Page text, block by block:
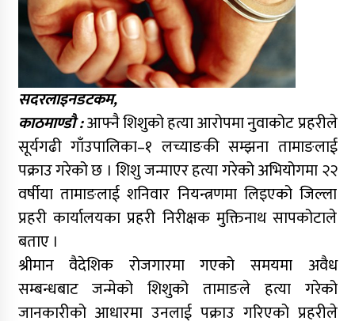
सदरलाइनडटकम,
काठमाण्डौ :आफ्नै शिशुको हत्या आरोपमा नुवाकोट प्रहरीले
सूर्यगढी गाँउपालिका–१ लच्याङकी सम्झना तामाङलाई
पक्राउ गरेको छ । शिशु जन्माएर हत्या गरेको अभियोगमा २२
वर्षीया तामाङलाई शनिवार नियन्त्रणमा लिइएको जिल्ला
प्रहरी कार्यालयका प्रहरी निरीक्षक मुक्तिनाथ सापकोटाले
बताए ।
श्रीमान वैदेशिक रोजगारमा गएको समयमा अवैध
सम्बन्धबाट जन्मेको शिशुको तामाङले हत्या गरेको
जानकारीको आधारमा उनलाई पक्राउ गरिएको प्रहरीले